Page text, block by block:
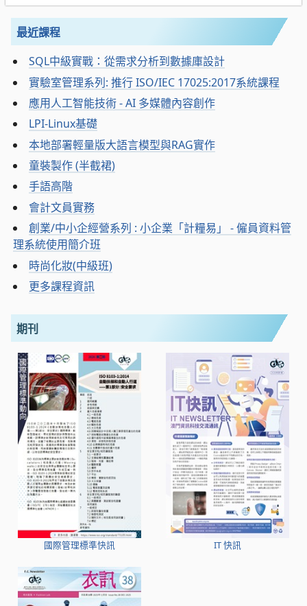
最近課程
SQL中級實戰：從需求分析到數據庫設計
實驗室管理系列: 推行 ISO/IEC 17025:2017系統課程
應用人工智能技術 - AI 多媒體內容創作
LPI-Linux基礎
本地部署輕量版大語言模型與RAG實作
童裝製作 (半截裙)
手語高階
會計文員實務
創業/中小企經營系列 : 小企業「計糧易」 - 僱員資料管
理系統使用簡介班
時尚化妝(中級班)
更多課程資訊
期刊
國際管理標準快訊 IT 快訊